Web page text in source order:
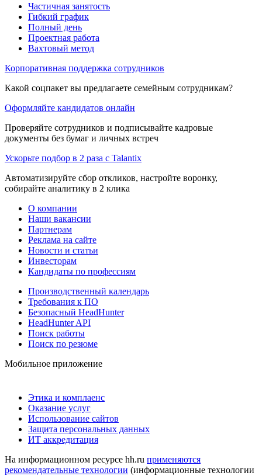
Частичная занятость
Гибкий график
Полный день
Проектная работа
Вахтовый метод
Корпоративная поддержка сотрудников
Какой соцпакет вы предлагаете семейным сотрудникам?
Оформляйте кандидатов онлайн
Проверяйте сотрудников и подписывайте кадровые
документы без бумаг и личных встреч
Ускорьте подбор в 2 раза с Talantix
Автоматизируйте сбор откликов, настройте воронку,
собирайте аналитику в 2 клика
О компании
Наши вакансии
Партнерам
Реклама на сайте
Новости и статьи
Инвесторам
Кандидаты по профессиям
Производственный календарь
Требования к ПО
Безопасный HeadHunter
HeadHunter API
Поиск работы
Поиск по резюме
Мобильное приложение
Этика и комплаенс
Оказание услуг
Использование сайтов
Защита персональных данных
ИТ аккредитация
На информационном ресурсе hh.ru применяются
рекомендательные технологии (информационные технологии